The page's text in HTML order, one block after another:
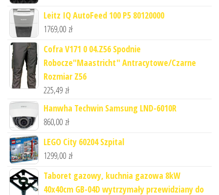
Leitz IQ AutoFeed 100 P5 80120000
1769,00 zł
Cofra V171 0 04.Z56 Spodnie
Robocze"Maastricht" Antracytowe/Czarne
Rozmiar Z56
225,49 zł
Hanwha Techwin Samsung LND-6010R
860,00 zł
LEGO City 60204 Szpital
1299,00 zł
Taboret gazowy, kuchnia gazowa 8kW
40x40cm GB-04D wytrzymały przewidziany do